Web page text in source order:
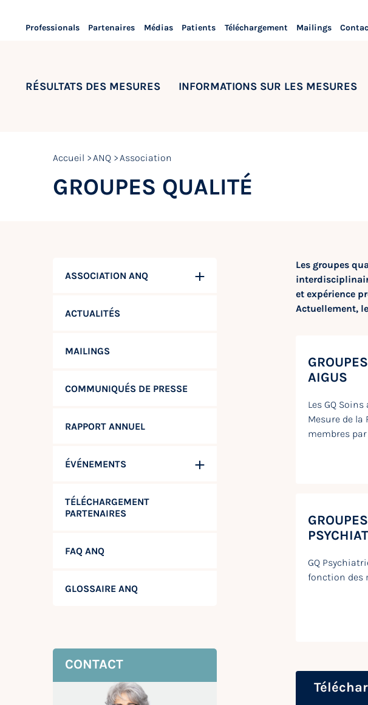
Professionals Partenaires Médias Patients Téléchargement Mailings
RÉSULTATS DES MESURES INFORMATIONS SUR LES MESURES
Accueil ANQ Association
GROUPES QUALITÉ
ASSOCIATION ANQ
ACTUALITÉS
MAILINGS
COMMUNIQUÉS DE PRESSE
RAPPORT ANNUEL
ÉVÉNEMENTS
TÉLÉCHARGEMENT
PARTENAIRES
FAQ ANQ
GLOSSAIRE ANQ
CONTACT
Les groupes
et expérience
Actuellement,
AIGUS
Les GQ
Mesure de la
membres
GQ
fonction des